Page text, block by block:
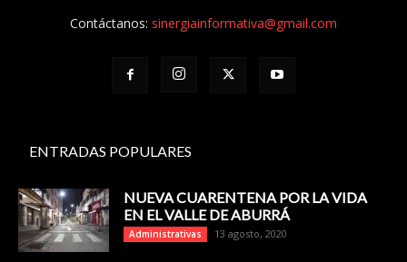
Contáctanos: sinergiainformativa@gmail.com
ENTRADAS POPULARES
NUEVA CUARENTENA POR LA VIDA
EN EL VALLE DE ABURRÁ
Administrativas 13 agosto, 2020